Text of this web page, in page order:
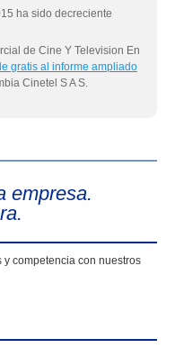
ha sido decreciente
de Cine Y Television En
gratis al informe ampliado
Cinetel S A S.
empresa.
competencia con nuestros